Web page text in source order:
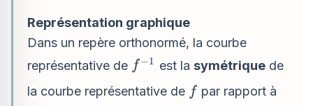
Représentation graphique
Dans un repère orthonormé, la courbe
représentative de f^{-1}
f−1 est la symétrique de
la courbe représentative de ff par rapport à